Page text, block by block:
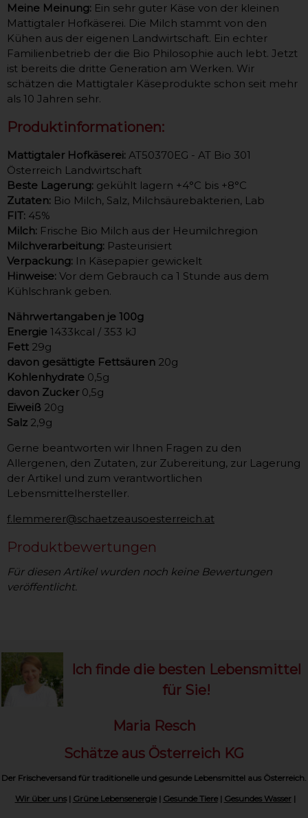
Meine Meinung: Ein sehr guter Käse von der kleinen
Mattigtaler Hofkäserei. Die Milch stammt von den
Kühen aus der eigenen Landwirtschaft. Ein echter
Familienbetrieb der die Bio Philosophie auch lebt. Jetzt
ist bereits die dritte Generation am Werken. Wir
schätzen die Mattigtaler Käseprodukte schon seit mehr
als 10 Jahren sehr.
Produktinformationen:
Mattigtaler Hofkäserei: AT50370EG - AT Bio 301
Österreich Landwirtschaft
Beste Lagerung: gekühlt lagern +4°C bis +8°C
Zutaten: Bio Milch, Salz, Milchsäurebakterien, Lab
FIT: 45%
Milch: Frische Bio Milch aus der Heumilchregion
Milchverarbeitung: Pasteurisiert
Verpackung: In Käsepapier gewickelt
Hinweise: Vor dem Gebrauch ca 1 Stunde aus dem
Kühlschrank geben.
Nährwertangaben je 100g
Energie 1433kcal / 353 kJ
Fett 29g
davon gesättigte Fettsäuren 20g
Kohlenhydrate 0,5g
davon Zucker 0,5g
Eiweiß 20g
Salz 2,9g
Gerne beantworten wir Ihnen Fragen zu den
Allergenen, den Zutaten, zur Zubereitung, zur Lagerung
der Artikel und zum verantwortlichen
Lebensmittelhersteller.
f.lemmerer@schaetzeausoesterreich.at
Produktbewertungen
Für diesen Artikel wurden noch keine Bewertungen
veröffentlicht.
Ich finde die besten Lebensmittel
für Sie!
Maria Resch
Schätze aus Österreich KG
Der Frischeversand für traditionelle und gesunde Lebensmittel aus Österreich.
Wir über uns| Grüne Lebensenergie| Gesunde Tiere| Gesundes Wasser|